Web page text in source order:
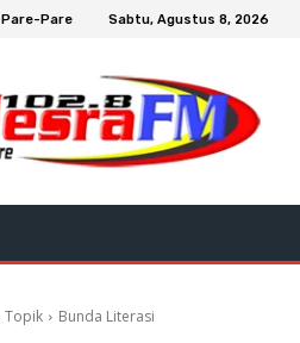
Pare-Pare Sabtu, Agustus 8, 2026
Topik Bunda Literasi